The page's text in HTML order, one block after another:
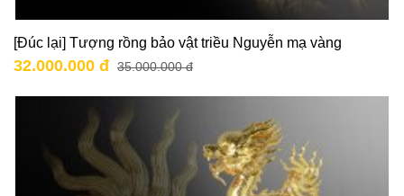
[Đúc lại] Tượng rồng bảo vật triều Nguyễn mạ vàng
32.000.000 đ 35.000.000 đ